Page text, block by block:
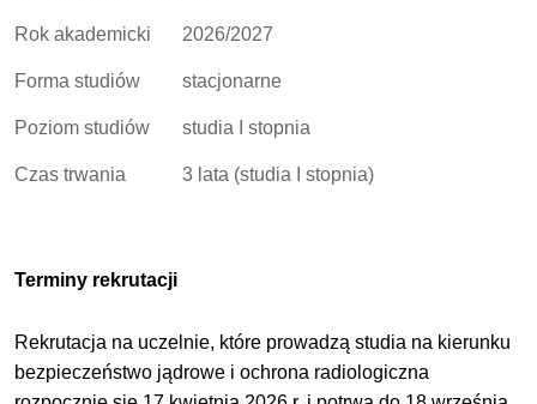
Rok akademicki 2026/2027
Forma studiów stacjonarne
Poziom studiów studia I stopnia
Czas trwania 3 lata (studia I stopnia)
Terminy rekrutacji
Rekrutacja na uczelnie, które prowadzą studia na kierunku
bezpieczeństwo jądrowe i ochrona radiologiczna